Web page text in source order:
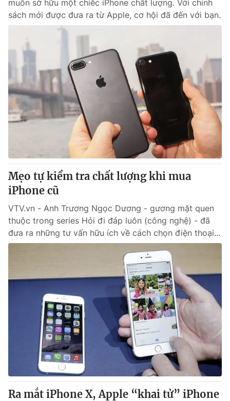
muốn sở hữu một chiếc iPhone chất lượng. Với chính
sách mới được đưa ra từ Apple, cơ hội đã đến với bạn.
Mẹo tự kiểm tra chất lượng khi mua
iPhone cũ
VTV.vn - Anh Trương Ngọc Dương - gương mặt quen
thuộc trong series Hỏi đi đáp luôn (công nghệ) - đã
đưa ra những tư vấn hữu ích về cách chọn điện thoại...
Ra mắt iPhone X, Apple “khai tử” iPhone